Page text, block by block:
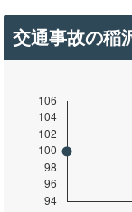
交通事故の稲